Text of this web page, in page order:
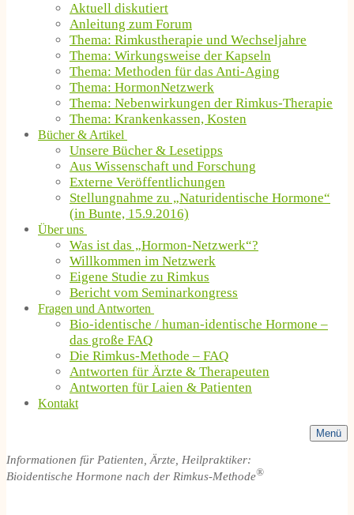
Aktuell diskutiert
Anleitung zum Forum
Thema: Rimkustherapie und Wechseljahre
Thema: Wirkungsweise der Kapseln
Thema: Methoden für das Anti-Aging
Thema: HormonNetzwerk
Thema: Nebenwirkungen der Rimkus-Therapie
Thema: Krankenkassen, Kosten
Bücher & Artikel
Unsere Bücher & Lesetipps
Aus Wissenschaft und Forschung
Externe Veröffentlichungen
Stellungnahme zu „Naturidentische Hormone“
(in Bunte, 15.9.2016)
Über uns
Was ist das „Hormon-Netzwerk“?
Willkommen im Netzwerk
Eigene Studie zu Rimkus
Bericht vom Seminarkongress
Fragen und Antworten
Bio-identische / human-identische Hormone –
das große FAQ
Die Rimkus-Methode – FAQ
Antworten für Ärzte & Therapeuten
Antworten für Laien & Patienten
Kontakt
Menü
Informationen für Patienten, Ärzte, Heilpraktiker:
Bioidentische Hormone nach der Rimkus-Methode®